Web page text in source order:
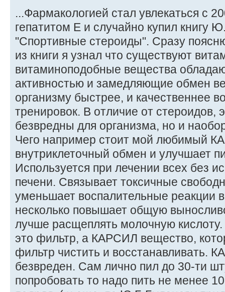
...Фармакологией стал увлекаться с
гепатитом Е и случайно купил книгу
"Спортивные стероиды". Сразу
из книги я узнал что существуют
витаминоподобные вещества
активностью и замедляющие обмен
организму быстрее, и качественнее
тренировок. В отличие от стероидов,
безвредны для организма, но и
Чего например стоит мой любимый
внутриклеточный обмен и улучшает
Используется при лечении всех без
печени. Связывает токсичные
уменьшает воспалительные реакции
несколько повышает общую
лучше расщеплять молочную кислоту.
это фильтр, а КАРСИЛ вещество,
фильтр чистить и восстанавливать.
безвреден. Сам лично пил до 30-ти
попробовать то надо пить не менее